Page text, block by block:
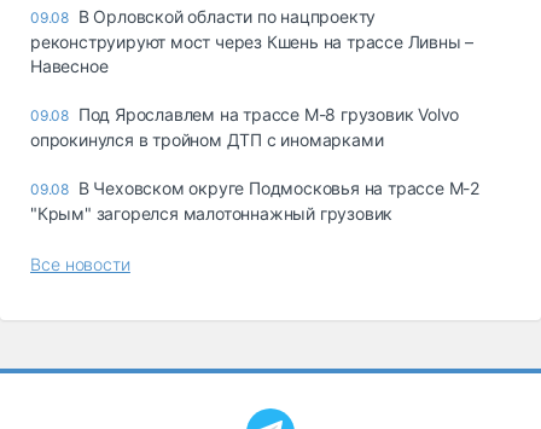
09.08 В Орловской области по нацпроекту
реконструируют мост через Кшень на трассе Ливны –
Навесное
09.08 Под Ярославлем на трассе М-8 грузовик Volvo
опрокинулся в тройном ДТП с иномарками
09.08 В Чеховском округе Подмосковья на трассе М-2
"Крым" загорелся малотоннажный грузовик
Все новости